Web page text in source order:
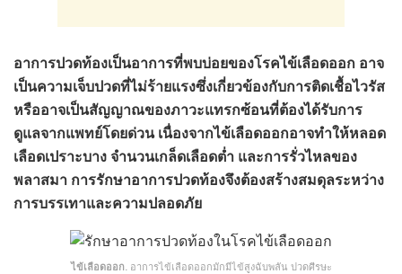
อาการปวดท้องเป็นอาการที่พบบ่อยของโรคไข้เลือดออก อาจ
เป็นความเจ็บปวดที่ไม่ร้ายแรงซึ่งเกี่ยวข้องกับการติดเชื้อไวรัส
หรืออาจเป็นสัญญาณของภาวะแทรกซ้อนที่ต้องได้รับการ
ดูแลจากแพทย์โดยด่วน เนื่องจากไข้เลือดออกอาจทำให้หลอด
เลือดเปราะบาง จำนวนเกล็ดเลือดต่ำ และการรั่วไหลของ
พลาสมา การรักษาอาการปวดท้องจึงต้องสร้างสมดุลระหว่าง
การบรรเทาและความปลอดภัย
ไข้เลือดออก.อาการไข้เลือดออกมักมีไข้สูงฉับพลัน ปวดศีรษะ